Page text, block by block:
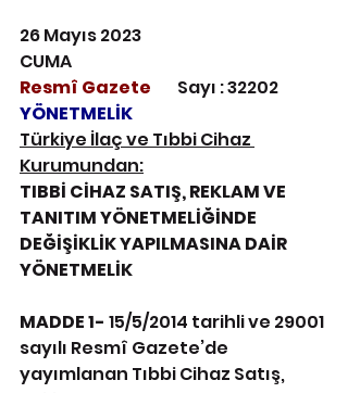
26 Mayıs 2023
CUMA
Resmî Gazete Sayı : 32202
YÖNETMELİK
Türkiye İlaç ve Tıbbi Cihaz
Kurumundan:
TIBBİ CİHAZ SATIŞ, REKLAM VE
TANITIM YÖNETMELİĞİNDE
DEĞİŞİKLİK YAPILMASINA DAİR
YÖNETMELİK
MADDE 1- 15/5/2014 tarihli ve 29001
sayılı Resmî Gazete’de
yayımlanan Tıbbi Cihaz Satış,